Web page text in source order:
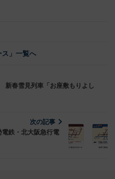
ス」一覧へ
春雪見列車「お座敷もりよし
次の記事
鉄・北大阪急行電